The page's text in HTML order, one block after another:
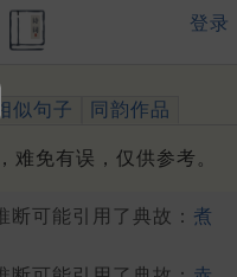
登录
相似句子 同韵作品
难免有误，仅供参考。
断可能引用了典故： 煮